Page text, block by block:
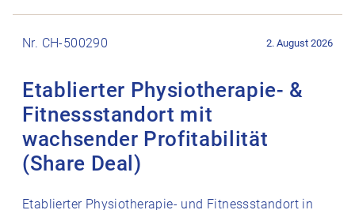
Nr. CH-500290 2. August 2026
Etablierter Physiotherapie- &
Fitnessstandort mit
wachsender Profitabilität
(Share Deal)
Etablierter Physiotherapie- und Fitnessstandort in